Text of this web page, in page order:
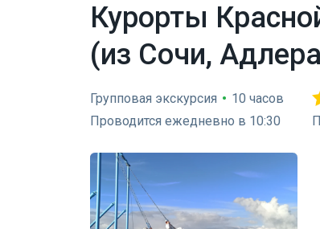
Курорты
(из Сочи,
Групповая экскурсия • 10 часов
Проводится ежедневно в 10:30